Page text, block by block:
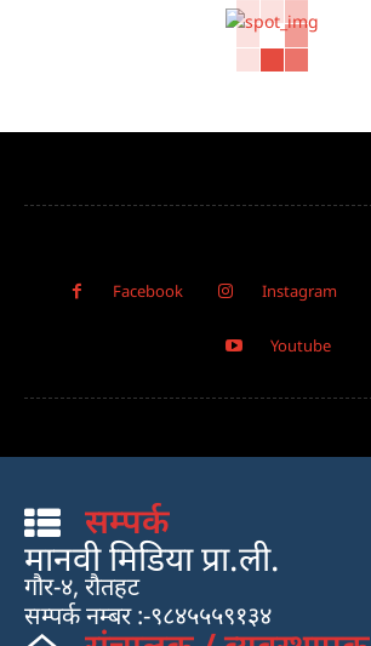
Facebook Instagram
Youtube
सम्पर्क
मानवी मिडिया प्रा.ली.
गौर-४, रौतहट
सम्पर्क नम्बर :-९८४५५५९१३४